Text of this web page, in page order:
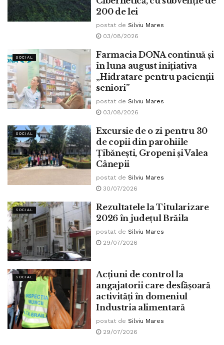
200 de lei
postat de Silviu Mares
03/08/2026
SOCIAL
Farmacia DONA continuă și
în luna august inițiativa
„Hidratare pentru pacienții
seniori”
postat de Silviu Mares
03/08/2026
SOCIAL
Excursie de o zi pentru 30
de copii din parohiile
Țibănești, Gropeni și Valea
Cânepii
postat de Silviu Mares
30/07/2026
SOCIAL
Rezultatele la Titularizare
2026 în județul Brăila
postat de Silviu Mares
29/07/2026
SOCIAL
Acţiuni de control la
angajatorii care desfăşoară
activităţi în domeniul
Industria alimentară
postat de Silviu Mares
29/07/2026